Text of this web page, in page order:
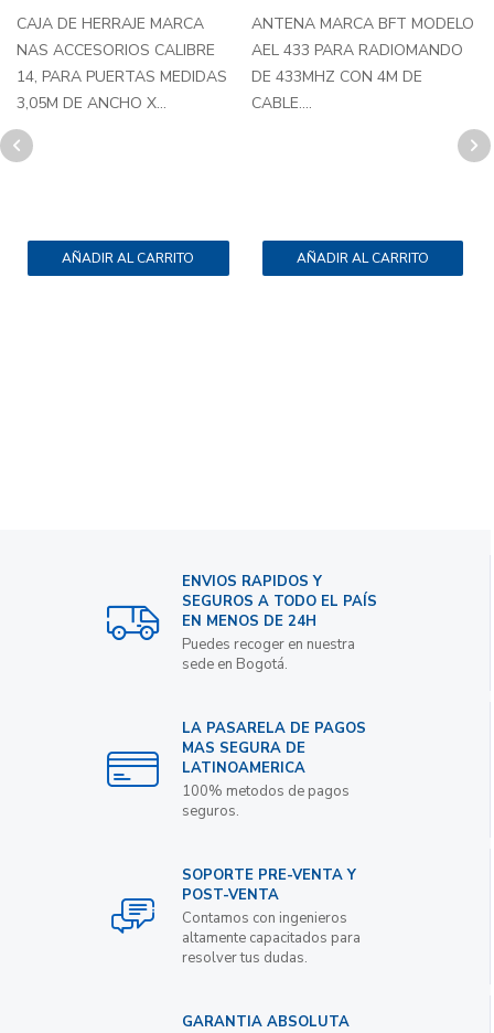
CAJA DE HERRAJE MARCA
NAS ACCESORIOS CALIBRE
14, PARA PUERTAS MEDIDAS
3,05M DE ANCHO X...
AÑADIR AL CARRITO
ANTENA MARCA BFT MODELO
AEL 433 PARA RADIOMANDO
DE 433MHZ CON 4M DE
CABLE....
AÑADIR AL CARRITO
ENVIOS RAPIDOS Y
SEGUROS A TODO EL PAÍS
EN MENOS DE 24H
Puedes recoger en nuestra
sede en Bogotá.
LA PASARELA DE PAGOS
MAS SEGURA DE
LATINOAMERICA
100% metodos de pagos
seguros.
SOPORTE PRE-VENTA Y
POST-VENTA
Contamos con ingenieros
altamente capacitados para
resolver tus dudas.
GARANTIA ABSOLUTA